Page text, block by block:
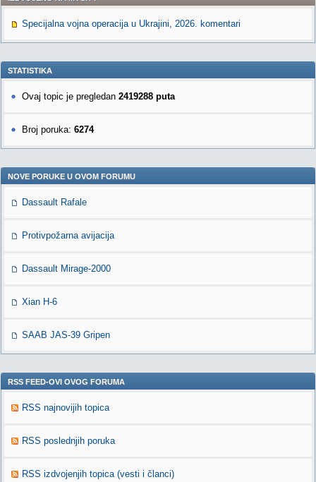
Specijalna vojna operacija u Ukrajini, 2026. komentari
STATISTIKA
Ovaj topic je pregledan 2419288 puta
Broj poruka: 6274
NOVE PORUKE U OVOM FORUMU
Dassault Rafale
Protivpožarna avijacija
Dassault Mirage-2000
Xian H-6
SAAB JAS-39 Gripen
RSS FEED-OVI OVOG FORUMA
RSS najnovijih topica
RSS poslednjih poruka
RSS izdvojenjih topica (vesti i članci)